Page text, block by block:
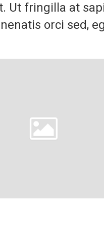
Ut fringilla at
orci sed,